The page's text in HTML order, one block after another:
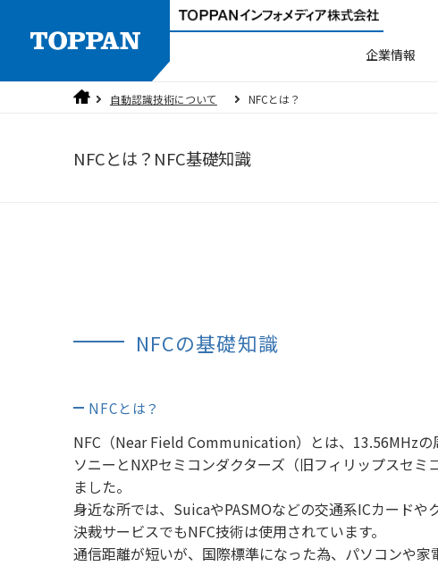
企業情報
ご挨拶
製品検索
人権方針
自動認識技術について NFCとは？
NFCとは？NFC基礎知識
NFCの基礎知識
NFCとは？
NFC（Near Field Communication）とは、13.56MHzの
ソニーとNXPセミコンダクターズ（旧フィリップスセ
ました。
身近な所では、SuicaやPASMOなどの交通系ICカード
決裁サービスでもNFC技術は使用されています。
通信距離が短いが、国際標準になった為、パソコンや家